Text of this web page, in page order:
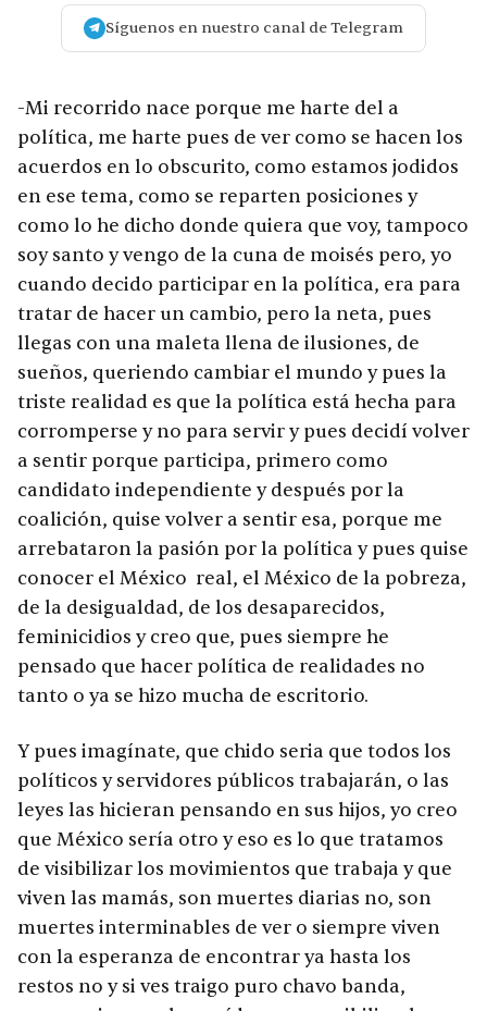
Síguenos en nuestro canal de Telegram
-Mi recorrido nace porque me harte del a
política, me harte pues de ver como se hacen los
acuerdos en lo obscurito, como estamos jodidos
en ese tema, como se reparten posiciones y
como lo he dicho donde quiera que voy, tampoco
soy santo y vengo de la cuna de moisés pero, yo
cuando decido participar en la política, era para
tratar de hacer un cambio, pero la neta, pues
llegas con una maleta llena de ilusiones, de
sueños, queriendo cambiar el mundo y pues la
triste realidad es que la política está hecha para
corromperse y no para servir y pues decidí volver
a sentir porque participa, primero como
candidato independiente y después por la
coalición, quise volver a sentir esa, porque me
arrebataron la pasión por la política y pues quise
conocer el México real, el México de la pobreza,
de la desigualdad, de los desaparecidos,
feminicidios y creo que, pues siempre he
pensado que hacer política de realidades no
tanto o ya se hizo mucha de escritorio.
Y pues imagínate, que chido seria que todos los
políticos y servidores públicos trabajarán, o las
leyes las hicieran pensando en sus hijos, yo creo
que México sería otro y eso es lo que tratamos
de visibilizar los movimientos que trabaja y que
viven las mamás, son muertes diarias no, son
muertes interminables de ver o siempre viven
con la esperanza de encontrar ya hasta los
restos no y si ves traigo puro chavo banda,